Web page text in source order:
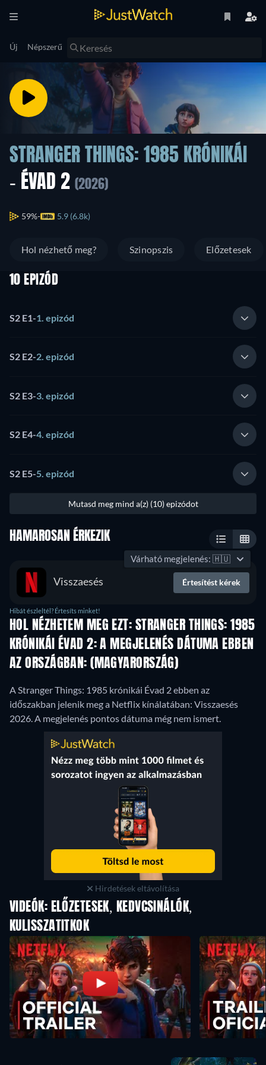
Új Népszerű
STRANGER THINGS: 1985 KRÓNIKÁI
- ÉVAD 2 (2026)
59% 5.9 (6.8k)
Hol nézhető meg? Szinopszis Előzetesek
10 EPIZÓD
S2 E1-1. epizód
S2 E2-2. epizód
S2 E3-3. epizód
S2 E4-4. epizód
S2 E5-5. epizód
Mutasd meg mind a(z) (10) epizódot
HAMAROSAN ÉRKEZIK
Várható megjelenés: 🇭🇺
Visszaesés Értesítést kérek
Hibát észleltél? Értesíts minket!
HOL NÉZHETEM MEG EZT: STRANGER THINGS: 1985
KRÓNIKÁI ÉVAD 2: A MEGJELENÉS DÁTUMA EBBEN
AZ ORSZÁGBAN: (MAGYARORSZÁG)
A Stranger Things: 1985 krónikái Évad 2 ebben az
időszakban jelenik meg a Netflix kínálatában: Visszaesés
2026. A megjelenés pontos dátuma még nem ismert.
Hirdetések eltávolítása
VIDEÓK: ELŐZETESEK, KEDVCSINÁLÓK,
KULISSZATITKOK